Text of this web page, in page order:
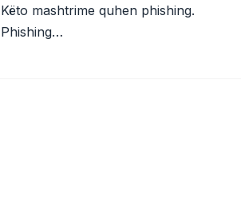
Këto mashtrime quhen phishing.
Phishing…